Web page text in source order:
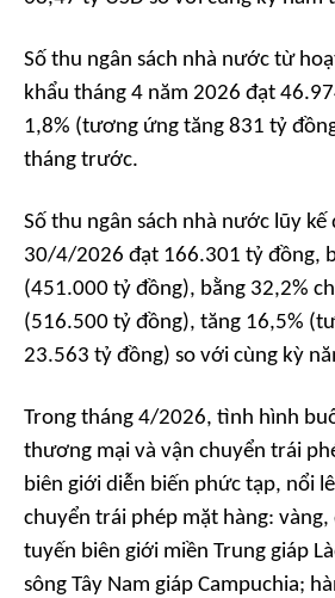
Số thu ngân sách nhà nước từ
khẩu tháng 4 năm 2026 đạt
1,8% (tương ứng tăng 831 tỷ
tháng trước.
Số thu ngân sách nhà nước lũy kế
30/4/2026 đạt 166.301 tỷ đồng,
(451.000 tỷ đồng), bằng 32,2%
(516.500 tỷ đồng), tăng 16,5%
23.563 tỷ đồng) so với cùng kỳ
Trong tháng 4/2026, tình hình
thương mại và vận chuyển trái
biên giới diễn biến phức tạp, nổi
chuyển trái phép mặt hàng: vàng,
tuyến biên giới miền Trung giáp
sông Tây Nam giáp Campuchia;